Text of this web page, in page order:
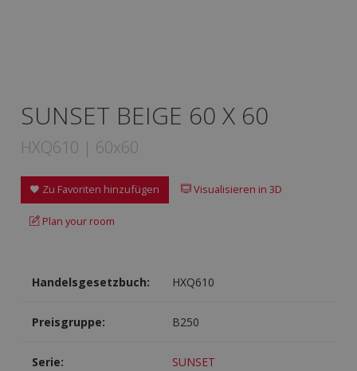
SUNSET BEIGE 60 X 60
HXQ610 | 60x60
Zu Favoriten hinzufügen Visualisieren in 3D
Plan your room
Handelsgesetzbuch: HXQ610
Preisgruppe: B250
Serie: SUNSET